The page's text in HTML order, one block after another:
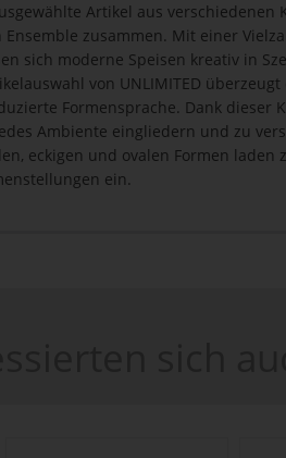
Artikel aus verschiedenen
zusammen. Mit einer
sich moderne Speisen kreativ in
von UNLIMITED
Formensprache. Dank dieser
Ambiente eingliedern und zu
eckigen und ovalen Formen laden
ein.